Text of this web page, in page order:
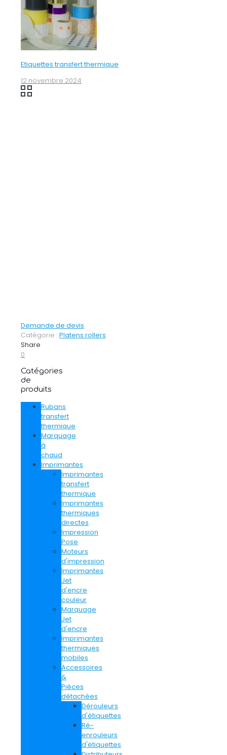
Etiquettes transfert thermique
12 novembre 2024
Demande de devis
Catégorie : Platens rollers
Share
0
Catégories
de
produits
Rubans
transfert
thermique
Marquage
à
chaud
Imprimantes
Imprimantes
transfert
thermique
Imprimantes
thermiques
directes
Impression
Pose
Moteurs
d'impression
Imprimantes
Jet
d'encre
couleur
Marquage
Jet
d'encre
Imprimantes
thermiques
mobiles
Accessoires
&
Pièces
détachées
Dérouleurs
d'étiquettes
Ré-
enrouleurs
d'étiquettes